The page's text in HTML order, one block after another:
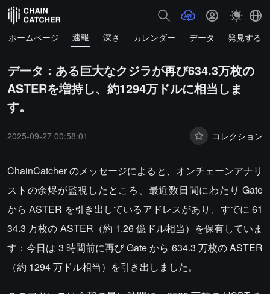
ホームページ 速報 深さ カレンダー データ 発見する
データ：ある巨大なクジラが再び634.3万枚の
ASTERを増持し、約1294万ドルに相当しま
す。
2025-09-27 00:58:01 コレクション
ChainCatcher のメッセージによると、オンチェーンアナリ
ストの余烬が監視したところ、最近数日間にわたり Gate
から ASTER を引き出しているアドレスがあり、すでに 61
34.3 万枚の ASTER（約 1.26 億ドル相当）を保有していま
す：今日は 3 時間前に再び Gate から 634.3 万枚の ASTER
（約 1294 万ドル相当）を引き出しました。